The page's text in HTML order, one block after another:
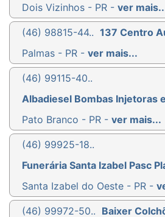
Dois Vizinhos - PR - ver
(46) 98815-44.. 137 Centro
Palmas - PR - ver mais...
(46) 99115-40..
Albadiesel Bombas Injetoras
Pato Branco - PR - ver mais...
(46) 99925-18..
Funerária Santa Izabel Pasc
Santa Izabel do Oeste - PR -
(46) 99972-50.. Baixer